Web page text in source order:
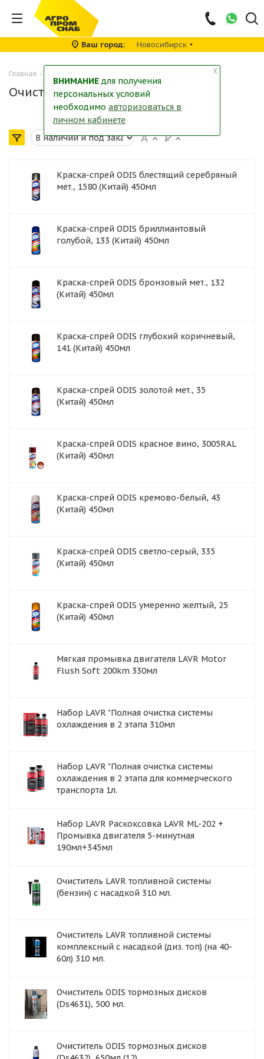
Ваш город Новосибирск
Главная -
Очистители систем
Краска-спрей ODIS блестящий серебряный
мет., 1580 (Китай) 450мл
Краска-спрей ODIS бриллиантовый
голубой, 133 (Китай) 450мл
Краска-спрей ODIS бронзовый мет., 132
(Китай) 450мл
Краска-спрей ODIS глубокий коричневый,
141 (Китай) 450мл
Краска-спрей ODIS золотой мет., 35
(Китай) 450мл
Краска-спрей ODIS красное вино, 3005RAL
(Китай) 450мл
Краска-спрей ODIS кремово-белый, 43
(Китай) 450мл
Краска-спрей ODIS светло-серый, 335
(Китай) 450мл
Краска-спрей ODIS умеренно желтый, 25
(Китай) 450мл
Мягкая промывка двигателя LAVR Motor
Flush Soft 200km 330мл
Набор LAVR "Полная очистка системы
охлаждения в 2 этапа 310мл
Набор LAVR "Полная очистка системы
охлаждения в 2 этапа для коммерческого
транспорта 1л.
Набор LAVR Раскоксовка LAVR ML-202 +
Промывка двигателя 5-минутная
190мл+345мл
Очиститель LAVR топливной системы
(бензин) с насадкой 310 мл.
Очиститель LAVR топливной системы
комплексный с насадкой (диз. топ) (на 40-
60л) 310 мл.
Очиститель ODIS тормозных дисков
(Ds4631), 500 мл.
Очиститель ODIS тормозных дисков
╳
ВНИМАНИЕ для получения
персональных условий
необходимо авторизоваться в
личном кабинете